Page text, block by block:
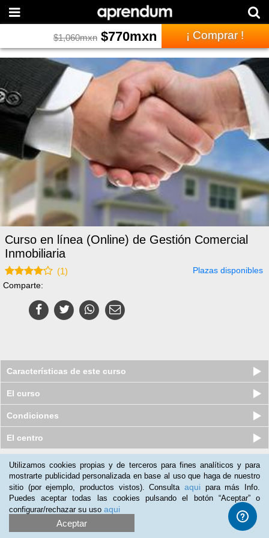
$1,060mxn $770mxn ¡ Comprar !
Curso en línea (Online) de Gestión Comercial
Inmobiliaria
(1)
Plazas disponibles
Comparte:
Características de este curso
El curso
Condiciones
El centro
Nuestros clientes opinan:
Vanessa Centelles(11-03-2020)
Lo recomiendo a cualquier trabajador con trato al cliente
Utilizamos cookies propias y de terceros para fines analíticos y para
mostrarte publicidad personalizada en base al uso que haga de nuestro
sitio (por ejemplo, productos vistos). Consulta aqui para más Info.
Puedes aceptar todas las cookies pulsando el botón “Aceptar” o
configurar/rechazar su uso aqui
Aceptar